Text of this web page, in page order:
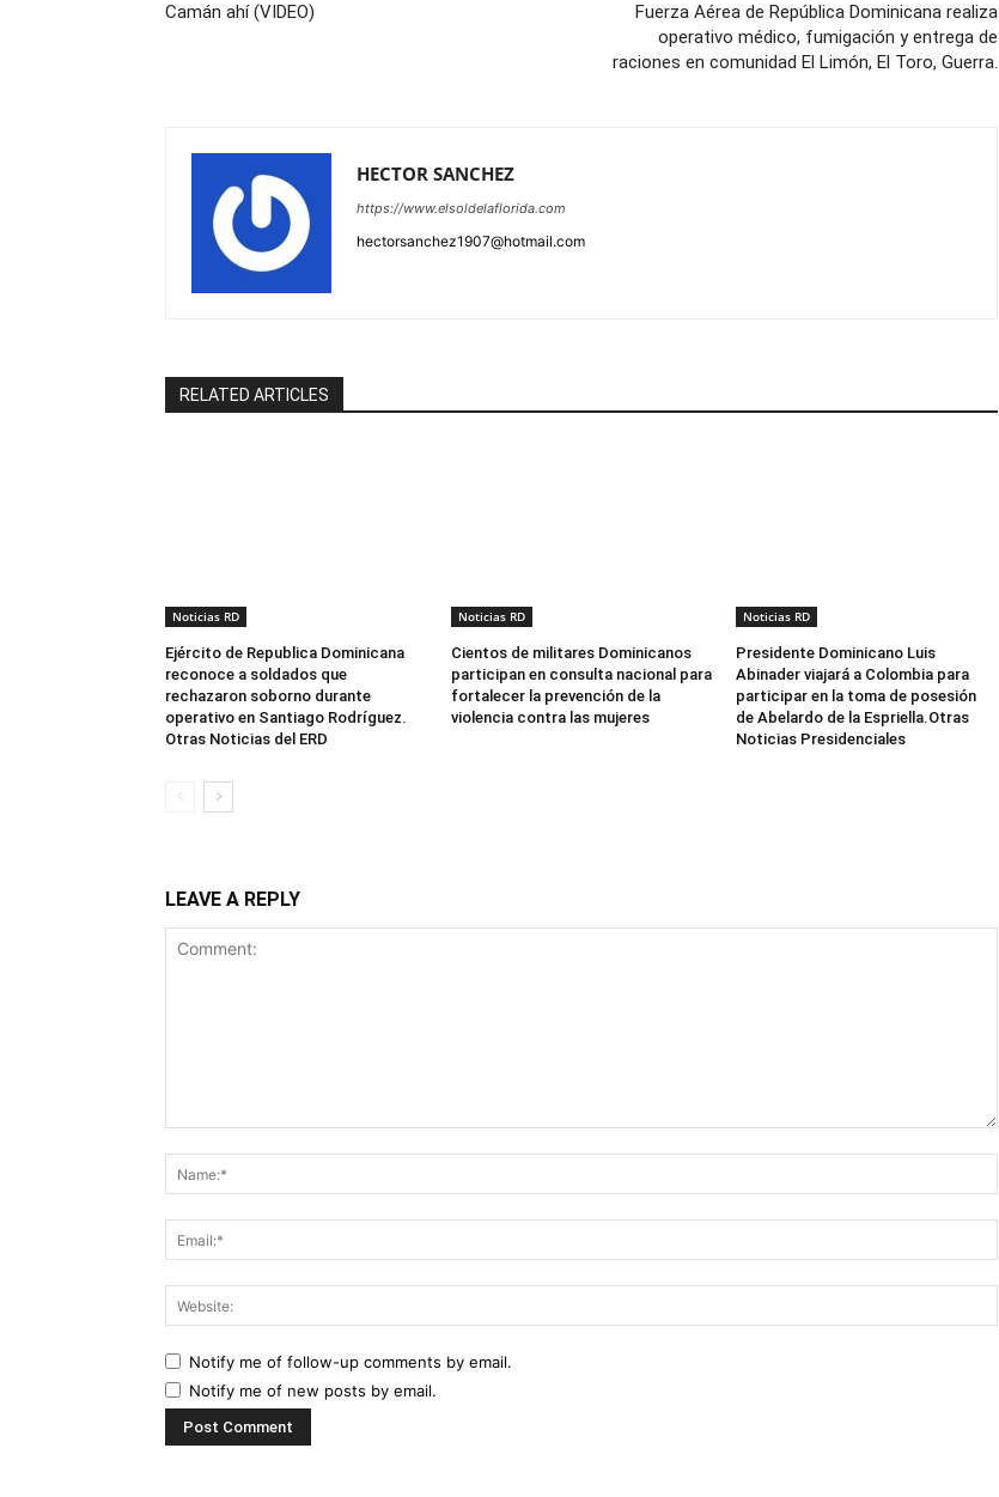
Camán ahí (VIDEO)
Fuerza Aérea de República Dominicana realiza
operativo médico, fumigación y entrega de
raciones en comunidad El Limón, El Toro, Guerra.
HECTOR SANCHEZ
https://www.elsoldelaflorida.com
hectorsanchez1907@hotmail.com
RELATED ARTICLES
Noticias RD
Ejército de Republica Dominicana
reconoce a soldados que
rechazaron soborno durante
operativo en Santiago Rodríguez.
Otras Noticias del ERD
Noticias RD
Cientos de militares Dominicanos
participan en consulta nacional para
fortalecer la prevención de la
violencia contra las mujeres
Noticias RD
Presidente Dominicano Luis
Abinader viajará a Colombia para
participar en la toma de posesión
de Abelardo de la Espriella.Otras
Noticias Presidenciales
LEAVE A REPLY
Notify me of follow-up comments by email.
Notify me of new posts by email.